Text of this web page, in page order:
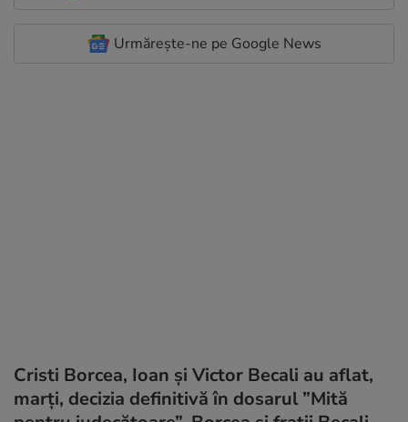
Urmărește-ne pe Google News
Cristi Borcea, Ioan și Victor Becali au aflat,
marți, decizia definitivă în dosarul ”Mită